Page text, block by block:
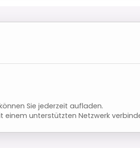
Sie jederzeit aufladen.
einem unterstützten Netzwerk